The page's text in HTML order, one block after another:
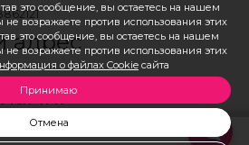
это сообщение, вы остаетесь на нашем
не возражаете против использования этих
это сообщение, вы остаетесь на нашем
не возражаете против использования этих
о файлах Cookie сайта
Принимаю
Отмена
адрес